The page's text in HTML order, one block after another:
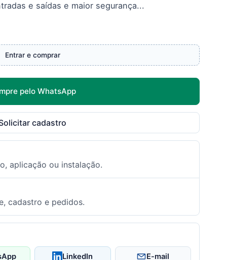
e saídas e maior segurança...
Entrar e comprar
pelo WhatsApp
cadastro
aplicação ou instalação.
cadastro e pedidos.
LinkedIn E-mail